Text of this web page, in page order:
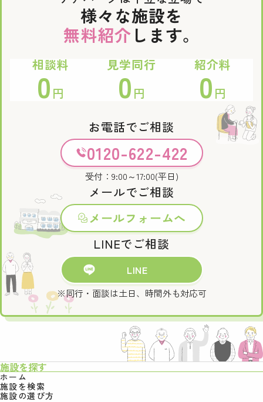
様々な施設を
無料紹介 します。
相談料
0 円
見学同行
0 円
紹介料
0 円
お電話でご相談
0120-622-422
受付：9:00～17:00(平日)
メールでご相談
メールフォームへ
LINEでご相談
LINE
※同行・面談は土日、時間外も対応可
施設を探す
ホーム
施設を検索
施設の選び方